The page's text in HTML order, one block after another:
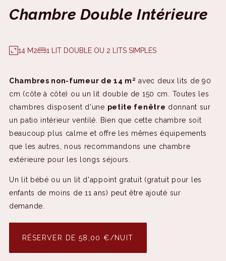
Chambre Double Intérieure
14 M2 1 LIT DOUBLE OU 2 LITS SIMPLES
Chambres non-fumeur de 14 m² avec deux lits de 90
cm (côte à côte) ou un lit double de 150 cm. Toutes les
chambres disposent d'une petite fenêtre donnant sur
un patio intérieur ventilé. Bien que cette chambre soit
beaucoup plus calme et offre les mêmes équipements
que les autres, nous recommandons une chambre
extérieure pour les longs séjours.
Un lit bébé ou un lit d'appoint gratuit (gratuit pour les
enfants de moins de 11 ans) peut être ajouté sur
demande.
RÉSERVER DE 58,00 €/NUIT